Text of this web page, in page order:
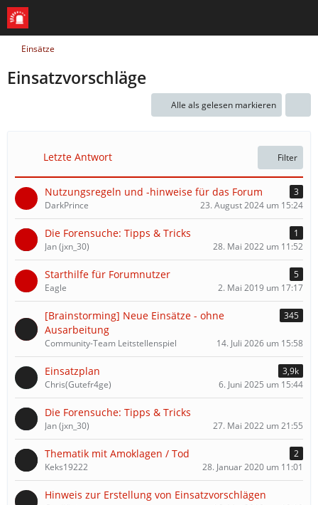
Einsätze
Einsatzvorschläge
Alle als gelesen markieren
Letzte Antwort Filter
Nutzungsregeln und -hinweise für das Forum
3
DarkPrince
23. August 2024 um 15:24
Die Forensuche: Tipps & Tricks
1
Jan (jxn_30)
28. Mai 2022 um 11:52
Starthilfe für Forumnutzer
5
Eagle
2. Mai 2019 um 17:17
[Brainstorming] Neue Einsätze - ohne
Ausarbeitung
345
Community-Team Leitstellenspiel 14. Juli 2026 um 15:58
Einsatzplan
3,9k
Chris(Gutefr4ge)
6. Juni 2025 um 15:44
Die Forensuche: Tipps & Tricks
Jan (jxn_30) 27. Mai 2022 um 21:55
Thematik mit Amoklagen / Tod
2
Keks19222
28. Januar 2020 um 11:01
Hinweis zur Erstellung von Einsatzvorschlägen